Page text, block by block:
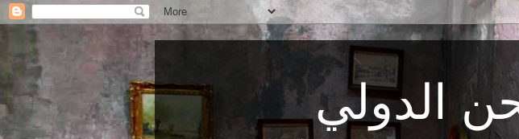
الدولي